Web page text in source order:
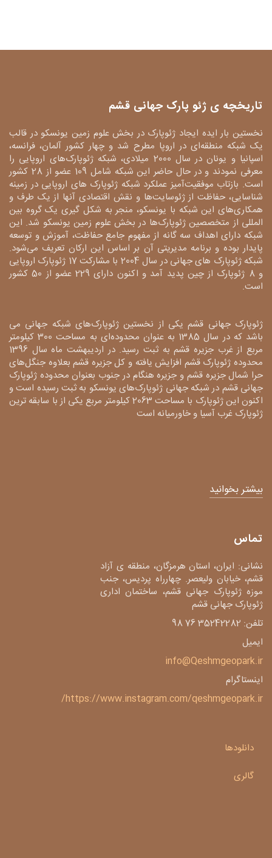
تاریخچه ی ژئو پارک جهانی قشم
نخستین بار ایده ایجاد ژئوپارک در بخش علوم زمین یونسکو در قالب
یک شبکه منطقه‌ای در اروپا مطرح شد و چهار کشور آلمان، فرانسه،
اسپانیا و یونان در سال 2000 میلادی، شبکه ژئوپارک‌های اروپایی را
معرفی نمودند و در حال حاضر این شبکه شامل 109 عضو از 28 کشور
است. بازتاب موفقیت‌آمیز عملکرد شبکه ژئوپارک های اروپایی در زمینه
شناسایی، حفاظت از ژئوسایت‌ها و نقش اقتصادی آنها از یک طرف و
همکاری‌های این شبکه با یونسکو، منجر به شکل گیری یک گروه بین
المللی از متخصصین ژئوپارک‌ها در بخش علوم زمین یونسکو شد. این
شبکه دارای اهداف سه گانه از مفهوم جامع حفاظت، آموزش و توسعه
پایدار بوده و برنامه مدیریتی آن بر اساس این ارکان تعریف می‌شود.
شبکه ژئوپارک های جهانی در سال 2004 با مشارکت 17 ژئوپارک اروپایی
و 8 ژئوپارک از چین پدید آمد و اکنون دارای 229 عضو از 50 کشور
است.
ژئوپارک جهانی قشم یکی از نخستین ژئوپارک‌های شبکه جهانی می
باشد که در سال 1385 به عنوان محدوده‌ای به مساحت 300 کیلومتر
مربع از غرب جزیره قشم به ثبت رسید. در اردیبهشت ماه سال 1396
محدوده ژئوپارک قشم افزایش یافته و کل جزیره قشم بعلاوه جنگل‌های
حرا شمال جزیره قشم و جزیره هنگام در جنوب بعنوان محدوده ژئوپارک
جهانی قشم در شبکه جهانی ژئوپارک‌های یونسکو به ثبت رسیده است و
اکنون این ژئوپارک با مساحت 2063 کیلومتر مربع یکی از با سابقه ترین
ژئوپارک غرب آسیا و خاورمیانه است
بیشتر بخوانید
تماس
نشانی: ایران، استان هرمزگان، منطقه ی آزاد
قشم، خیابان ولیعصر. چهارراه پردیس، جنب
موزه ژئوپارک جهانی قشم، ساختمان اداری
ژئوپارک جهانی قشم
تلفن: 35242282 76 98
ایمیل
info@Qeshmgeopark.ir
اینستاگرام
https://www.instagram.com/qeshmgeopark.ir/
دانلودها
گالری